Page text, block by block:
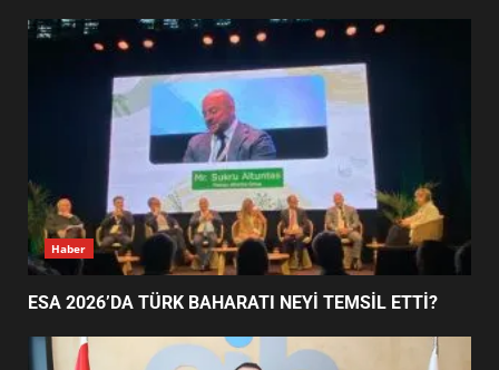
EİB’DE KRİTİK ATAMA:
SÜRDÜRÜLEBİLİRLİKTE NE
DEĞİŞECEK?
4
EDREMİT’İN GURURU TÜRKİYE
FİNALİNDE NE BAŞARDI?
UZATILDI: NE DEĞİŞTİ?
Haber
ESA 2026’DA TÜRK BAHARATI NEYİ TEMSİL ETTİ?